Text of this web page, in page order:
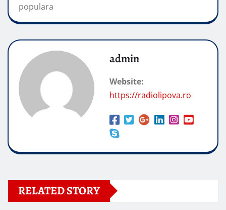
populara
admin
Website:
https://radiolipova.ro
RELATED STORY